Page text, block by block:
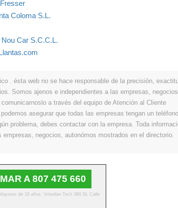
Coloma S.L.
Car S.C.C.L.
. ésta web no se hace responsable de la precisión,
Somos ajenos e independientes a las empresas,
a través del equipo de Atención al Cliente
asegurar que todas las empresas tengan un
problema, debes contactar con la empresa. Toda
negocios, autonómos mostrados en el directorio.
reservados
A 807 475 660
de 18 años. Vriseilan Tech 360 SL Calle